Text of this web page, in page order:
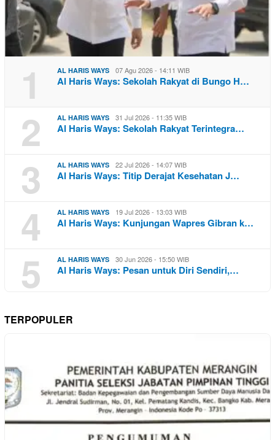
1 AL HARIS WAYS 07 Agu 2026 - 14:11 WIB
Al Haris Ways: Sekolah Rakyat di Bungo H…
2 AL HARIS WAYS 31 Jul 2026 - 11:35 WIB
Al Haris Ways: Sekolah Rakyat Terintegra…
3 AL HARIS WAYS 22 Jul 2026 - 14:07 WIB
Al Haris Ways: Titip Derajat Kesehatan J…
4 AL HARIS WAYS 19 Jul 2026 - 13:03 WIB
Al Haris Ways: Kunjungan Wapres Gibran k…
5 AL HARIS WAYS 30 Jun 2026 - 15:50 WIB
Al Haris Ways: Pesan untuk Diri Sendiri,…
TERPOPULER